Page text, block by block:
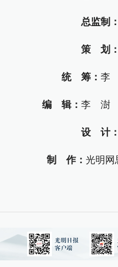
总监制：
策 划：
统 筹： 李
编 辑： 李 澍
设 计：
制 作： 光明网